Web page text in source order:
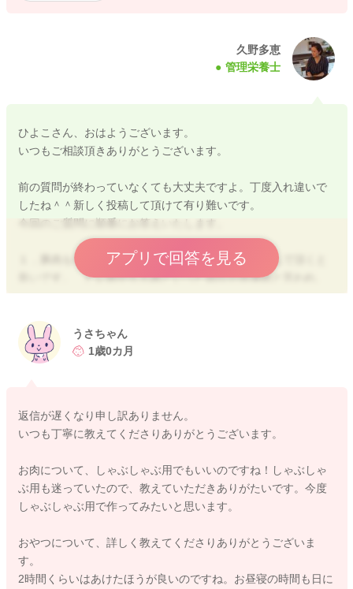
久野多恵
管理栄養士
ひよこさん、おはようございます。
いつもご相談頂きありがとうございます。
前の質問が終わっていなくても大丈夫ですよ。丁度入れ違いで
したね＾＾新しく投稿して頂けて有り難いです。
今回のご質問に順番にお答えいたします。
１．豚肉も牛肉と同じで、脂肪分の少ない部位を選んで頂くと
良いです。 ヒレ肉やもも肉といった部位が赤身肉と言われ、
比較的脂肪分が少ない部位ですが、こま切れや切り落としで
て頂ければ大丈夫です。 調理の際に、お湯でゆでれば脂肪分
も落ちますし、１歳になると、１食で小さじ１程度の脂肪はと
２．離乳食完了期の目安量は以下になります。
・納豆 ２０ｇ(１/２パック)
３．１歳からのおやつについて、目安は１回～２回なので、お
です。 ２回与える際は、１日分を２回に分けて食べるという
イメージです。
アプリで回答を見る
うさちゃん
1歳0カ月
返信が遅くなり申し訳ありません。
いつも丁寧に教えてくださりありがとうございます。
お肉について、しゃぶしゃぶ用でもいいのですね！しゃぶしゃ
ぶ用も迷っていたので、教えていただきありがたいです。今度
しゃぶしゃぶ用で作ってみたいと思います。
おやつについて、詳しく教えてくださりありがとうございま
す。
2時間くらいはあけたほうが良いのですね。お昼寝の時間も日に